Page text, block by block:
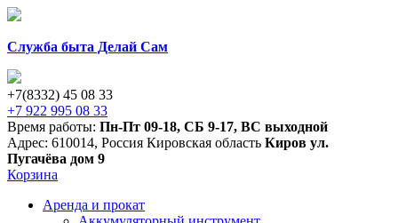
Служба быта Делай Сам
+7(8332) 45 08 33
+7 922 995 08 33
Время работы: Пн-Пт 09-18, СБ 9-17, ВС выходной
Адрес: 610014, Россия Кировская область Киров ул.
Пугачёва дом 9
Корзина
Аренда и прокат